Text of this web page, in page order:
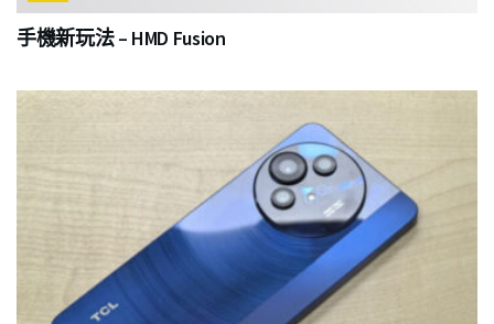
手機新玩法 – HMD Fusion